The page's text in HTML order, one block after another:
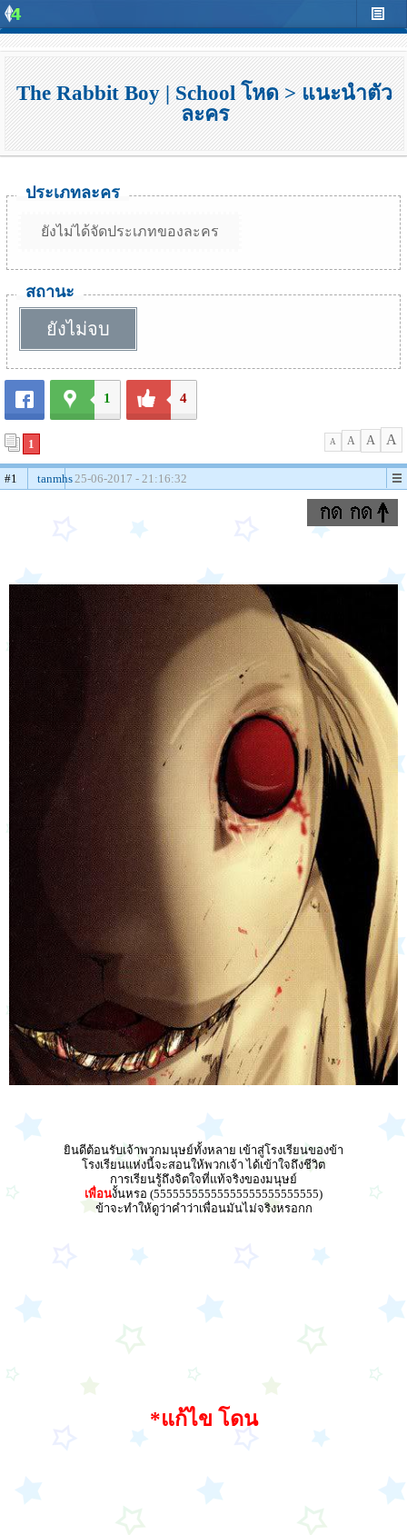
The Rabbit Boy | School โหด > แนะนำตัว
ละคร
ประเภทละคร
ยังไม่ได้จัดประเภทของละคร
สถานะ
ยังไม่จบ
1 4
1 A A A A
#1 tanmhs25-06-2017 - 21:16:32
ยินดีต้อนรับเจ้าพวกมนุษย์ทั้งหลาย เข้าสู่โรงเรียนของข้า
โรงเรียนแห่งนี้จะสอนให้พวกเจ้า ได้เข้าใจถึงชีวิต
การเรียนรู้ถึงจิตใจที่แท้จริงของมนุษย์
เพื่อนงั้นหรอ (55555555555555555555555555)
ข้าจะทำให้ดูว่าคำว่าเพื่อนมันไม่จริงหรอกก
*แก้ไข โดน